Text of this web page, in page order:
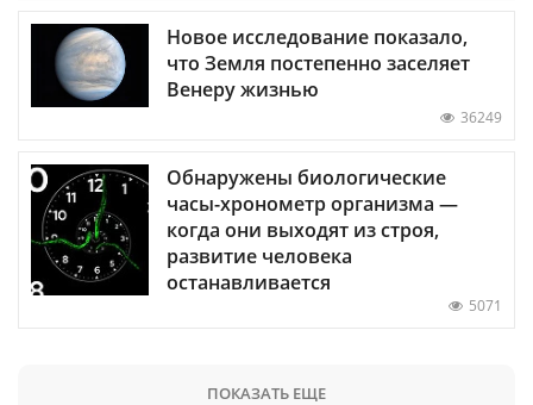
Новое исследование показало,
что Земля постепенно заселяет
Венеру жизнью
36249
Обнаружены биологические
часы-хронометр организма —
когда они выходят из строя,
развитие человека
останавливается
5071
ПОКАЗАТЬ ЕЩЕ